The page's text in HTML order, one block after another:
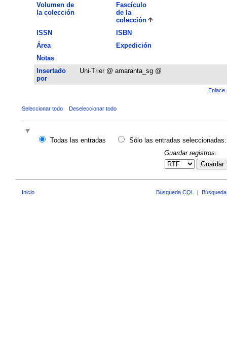
Volumen de
la colección
Fascículo
de la
colección
ISSN
ISBN
Área
Expedición
Notas
Insertado
por
Uni-Trier @ amaranta_sg @
Enlace
Seleccionar todo Deseleccionar todo
Todas las entradas
Sólo las entradas seleccionadas:
Guardar registros:
Guardar
Inicio Búsqueda CQL